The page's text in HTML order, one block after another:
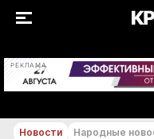
РЕКЛАМА
Новости Народные